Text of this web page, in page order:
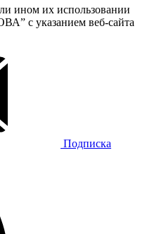
ином их использовании
с указанием веб-сайта
Подписка